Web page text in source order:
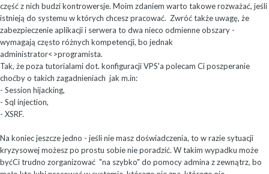
część z nich budzi kontrowersje. Moim zdaniem warto takowe rozważać, jeśli
istnieją do systemu w których chcesz pracować. Zwróć także uwagę, że
zabezpieczenie aplikacji i serwera to dwa nieco odmienne obszary -
wymagają często różnych kompetencji, bo jednak
administrator<>programista.
Tak, że poza tutorialami dot. konfiguracji VPS'a polecam Ci poszperanie
choćby o takich zagadnieniach jak m.in:
- Session hijacking,
- Sql injection,
- XSRF.
Na koniec jeszcze jedno - jeśli nie masz doświadczenia, to w razie sytuacji
kryzysowej możesz po prostu sobie nie poradzić. W takim wypadku może
byćCi trudno zorganizować "na szybko" do pomocy admina z zewnątrz, bo